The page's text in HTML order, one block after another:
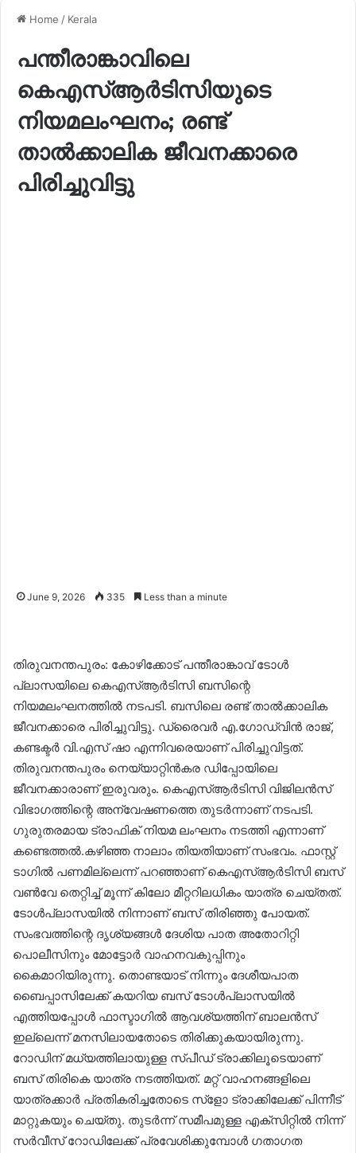
Home / Kerala
പന്തീരാങ്കാവിലെ
കെഎസ്ആർടിസിയുടെ
നിയമലംഘനം; രണ്ട്
താൽക്കാലിക ജീവനക്കാരെ
പിരിച്ചുവിട്ടു
June 9, 2026 335 Less than a minute
തിരുവനന്തപുരം: കോഴിക്കോട് പന്തീരാങ്കാവ് ടോൾ
പ്ലാസയിലെ കെഎസ്ആർടിസി ബസിന്റെ
നിയമലംഘനത്തിൽ നടപടി. ബസിലെ രണ്ട് താൽക്കാലിക
ജീവനക്കാരെ പിരിച്ചുവിട്ടു. ഡ്രൈവർ എ.ഗോഡ്വിൻ രാജ്,
കണ്ടക്ടർ വി.എസ് ഷാ എന്നിവരെയാണ് പിരിച്ചുവിട്ടത്.
തിരുവനന്തപുരം നെയ്യാറ്റിൻകര ഡിപ്പോയിലെ
ജീവനക്കാരാണ് ഇരുവരും. കെഎസ്ആർടിസി വിജിലൻസ്
വിഭാഗത്തിന്റെ അന്വേഷണത്തെ തുടർന്നാണ് നടപടി.
ഗുരുതരമായ ട്രാഫിക് നിയമ ലംഘനം നടത്തി എന്നാണ്
കണ്ടെത്തൽ.കഴിഞ്ഞ നാലാം തിയതിയാണ് സംഭവം. ഫാസ്റ്റ്
ടാഗിൽ പണമില്ലെന്ന് പറഞ്ഞാണ് കെഎസ്ആർടിസി ബസ്
വൺവേ തെറ്റിച്ച് മൂന്ന് കിലോ മീറ്ററിലധികം യാത്ര ചെയ്തത്.
ടോൾപ്ലാസയിൽ നിന്നാണ് ബസ് തിരിഞ്ഞു പോയത്.
സംഭവത്തിന്റെ ദൃശ്യങ്ങൾ ദേശിയ പാത അതോറിറ്റി
പൊലീസിനും മോട്ടോർ വാഹനവകുപ്പിനും
കൈമാറിയിരുന്നു. തൊണ്ടയാട് നിന്നും ദേശീയപാത
ബൈപ്പാസിലേക്ക് കയറിയ ബസ് ടോൾപ്ലാസയിൽ
എത്തിയപ്പോൾ ഫാസ്ടാഗിൽ ആവശ്യത്തിന് ബാലൻസ്
ഇല്ലെന്ന് മനസിലായതോടെ തിരിക്കുകയായിരുന്നു.
റോഡിന് മധ്യത്തിലായുള്ള സ്പീഡ് ട്രാക്കിലൂടെയാണ്
ബസ് തിരികെ യാത്ര നടത്തിയത്. മറ്റ് വാഹനങ്ങളിലെ
യാത്രക്കാർ പ്രതികരിച്ചതോടെ സ്ളോ ട്രാക്കിലേക്ക് പിന്നീട്
മാറ്റുകയും ചെയ്തു. തുടർന്ന് സമീപമുള്ള എക്സിറ്റിൽ നിന്ന്
സർവീസ് റോഡിലേക്ക് പ്രവേശിക്കുമ്പോൾ ഗതാഗത